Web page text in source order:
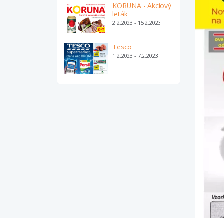
KORUNA - Akciový
leták
2.2.2023 - 15.2.2023
Tesco
1.2.2023 - 7.2.2023